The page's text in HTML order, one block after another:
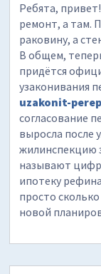
Ребята,
ремонт, а там.
раковину, а
В общем,
придётся
узаконивания
uzakonit-
согласование
выросла после
жилинспекцию
называют
ипотеку
просто
новой